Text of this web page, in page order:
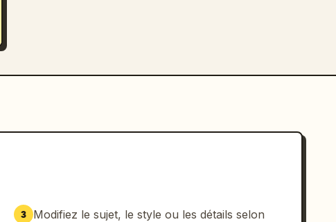
3
Modifiez le sujet, le style ou les détails selon